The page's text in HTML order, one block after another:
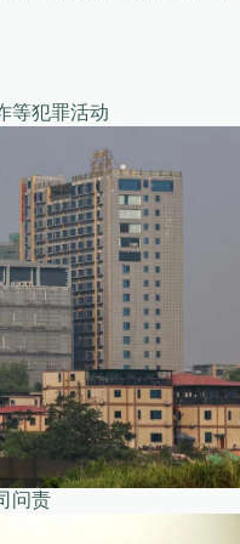
等犯罪活动
问责